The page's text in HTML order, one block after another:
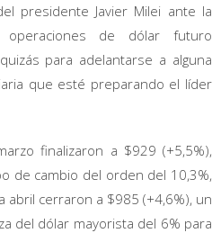
presidente Javier Milei ante la
operaciones de dólar futuro
para adelantarse a alguna
que esté preparando el líder
finalizaron a $929 (+5,5%),
de cambio del orden del 10,3%,
cerraron a $985 (+4,6%), un
del dólar mayorista del 6% para